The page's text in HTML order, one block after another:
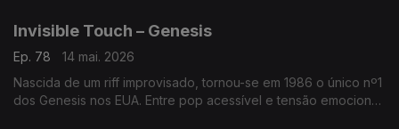
Invisible Touch – Genesis
Ep. 78
14 mai. 2026
Nascida de um riff improvisado, tornou-se em 1986 o único nº1
dos Genesis nos EUA. Entre pop acessível e tensão emocional,